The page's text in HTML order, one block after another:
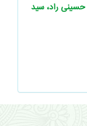
راد، سید